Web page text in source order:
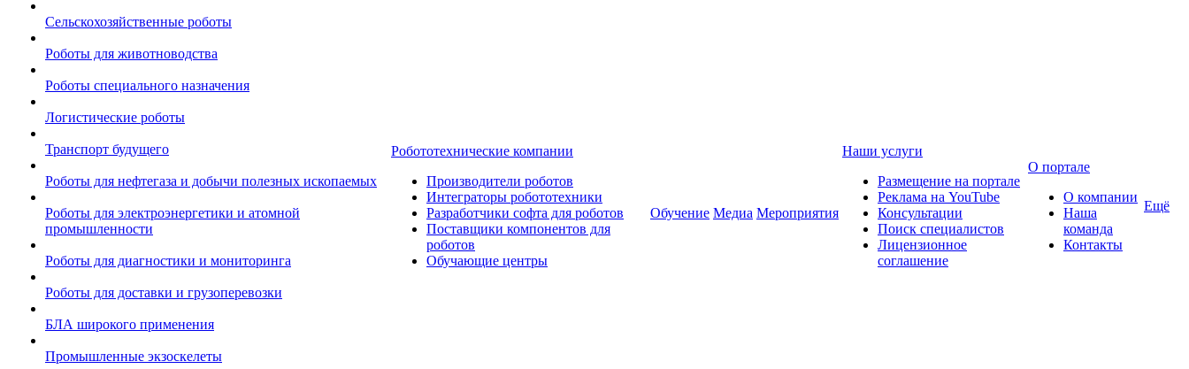
Сельскохозяйственные роботы
Роботы для животноводства
Роботы специального назначения
Логистические роботы
Транспорт будущего
Роботы для нефтегаза и добычи полезных ископаемых
Роботы для электроэнергетики и атомной
промышленности
Роботы для диагностики и мониторинга
Роботы для доставки и грузоперевозки
БЛА широкого применения
Промышленные экзоскелеты
Робототехнические компании
Производители роботов
Интеграторы робототехники
Разработчики софта для роботов
Поставщики компонентов для
роботов
Обучающие центры
Обучение Медиа Мероприятия
Наши услуги
Размещение на портале
Реклама на YouTube
Консультации
Поиск специалистов
Лицензионное
соглашение
О портале
О компании
Наша
команда
Контакты
Ещё